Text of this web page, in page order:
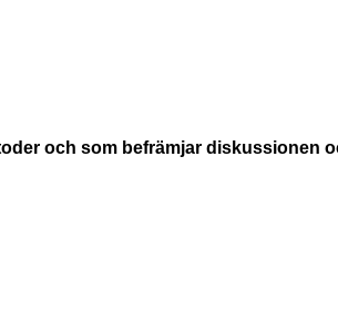
och som befrämjar diskussionen